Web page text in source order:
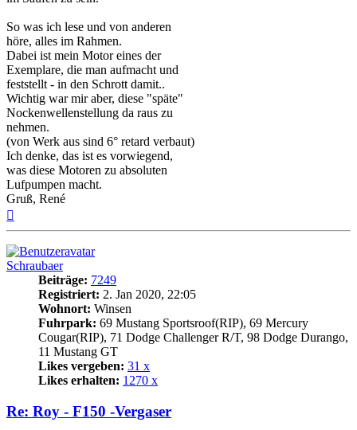
So was ich lese und von anderen
höre, alles im Rahmen.
Dabei ist mein Motor eines der
Exemplare, die man aufmacht und
feststellt - in den Schrott damit..
Wichtig war mir aber, diese "späte"
Nockenwellenstellung da raus zu
nehmen.
(von Werk aus sind 6° retard verbaut)
Ich denke, das ist es vorwiegend,
was diese Motoren zu absoluten
Lufpumpen macht.
Gruß, René
Schraubaer
Beiträge: 7249
Registriert: 2. Jan 2020, 22:05
Wohnort: Winsen
Fuhrpark: 69 Mustang Sportsroof(RIP), 69 Mercury
Cougar(RIP), 71 Dodge Challenger R/T, 98 Dodge Durango,
11 Mustang GT
Likes vergeben: 31 x
Likes erhalten: 1270 x
Re: Roy - F150 -Vergaser